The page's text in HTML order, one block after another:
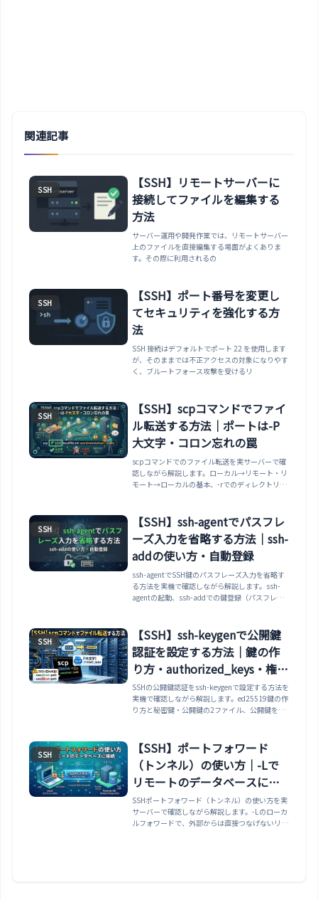
関連記事
SSH
【SSH】リモートサーバーに
接続してファイルを編集する
方法
サーバー運用や開発作業では、リモートサーバー
上のファイルを直接編集する場面がよくありま
す。その際に利用されるの
SSH
【SSH】ポート番号を変更し
てセキュリティを強化する方
法
SSH 接続はデフォルトでポート 22 を使用します
が、そのままでは不正アクセスの対象になりやす
く、ブルートフォース攻撃を受けるリ
SSH
【SSH】scpコマンドでファイ
ル転送する方法｜ポートは-P
大文字・コロン忘れの罠
scpコマンドでのファイル転送を実サーバーで確
認しながら解説します。ローカル→リモート・リ
モート→ローカルの基本、-rでのディレクトリ転
例）、コロンを忘れるとホスト名のファイルがロ
ーカルにできる罠、鍵指定-iまで整理します。
SSH
【SSH】ssh-agentでパスフレ
ーズ入力を省略する方法｜ssh-
addの使い方・自動登録
ssh-agentでSSH鍵のパスフレーズ入力を省略す
る方法を実機で確認しながら解説します。ssh-
agentの起動、ssh-addでの鍵登録（パスフレー
エージェント転送（-A）の便利さと注意点まで整
理します。
SSH
【SSH】ssh-keygenで公開鍵
認証を設定する方法｜鍵の作
り方・authorized_keys・権限
600
SSHの公開鍵認証をssh-keygenで設定する方法を
実機で確認しながら解説します。ed25519鍵の作
り方と秘密鍵・公開鍵の2ファイル、公開鍵をサ
パスフレーズの役割、指紋の確認や秘密鍵からの
公開鍵再生成まで整理します。
SSH
【SSH】ポートフォワード
（トンネル）の使い方｜-Lで
リモートのデータベースに接
続
SSHポートフォワード（トンネル）の使い方を実
サーバーで確認しながら解説します。-Lのローカ
ルフォワードで、外部からは直接つなげないリモ